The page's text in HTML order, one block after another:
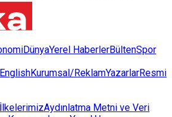
DünyaYerel HaberlerBültenSpor
Kurumsal/ReklamYazarlarResmi
Aydınlatma Metni ve Veri